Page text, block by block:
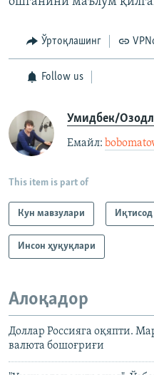
Ўртоқлашинг
Follow us
Умидбек/
Емайл: ​
This item is part of
Кун мавзулари Иқтисод
Инсон ҳуқуқлари
Алоқадор
Доллар Россияга оқяпти.
валюта бошоғриғи